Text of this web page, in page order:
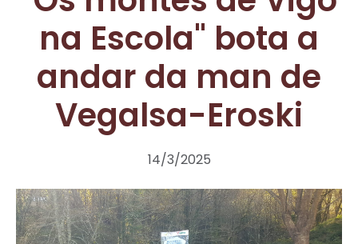
na Escola" bota a
andar da man de
Vegalsa-Eroski
14/3/2025